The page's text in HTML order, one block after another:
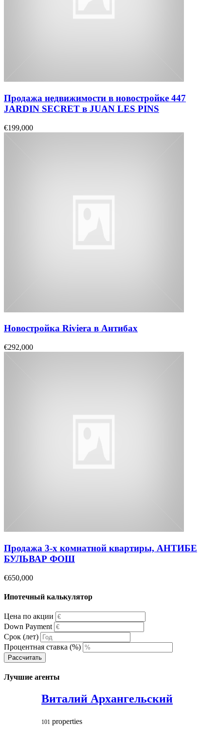
Продажа недвижимости в новостройке 447
JARDIN SECRET в JUAN LES PINS
€199,000
Новостройка Riviera в Антибах
€292,000
Продажа 3-х комнатной квартиры, АНТИБЕ
БУЛЬВАР ФОШ
€650,000
Ипотечный калькулятор
Цена по акции
Down Payment
Срок (лет)
Процентная ставка (%)
Рассчитать
Лучшие агенты
Виталий Архангельский
101 properties